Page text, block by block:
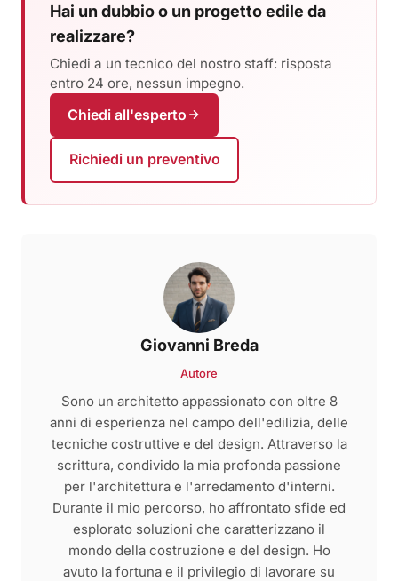
Hai un dubbio o un progetto edile da
realizzare?
Chiedi a un tecnico del nostro staff: risposta
entro 24 ore, nessun impegno.
Chiedi all'esperto
Richiedi un preventivo
Giovanni Breda
Autore
Sono un architetto appassionato con oltre 8
anni di esperienza nel campo dell'edilizia, delle
tecniche costruttive e del design. Attraverso la
scrittura, condivido la mia profonda passione
per l'architettura e l'arredamento d'interni.
Durante il mio percorso, ho affrontato sfide ed
esplorato soluzioni che caratterizzano il
mondo della costruzione e del design. Ho
avuto la fortuna e il privilegio di lavorare su